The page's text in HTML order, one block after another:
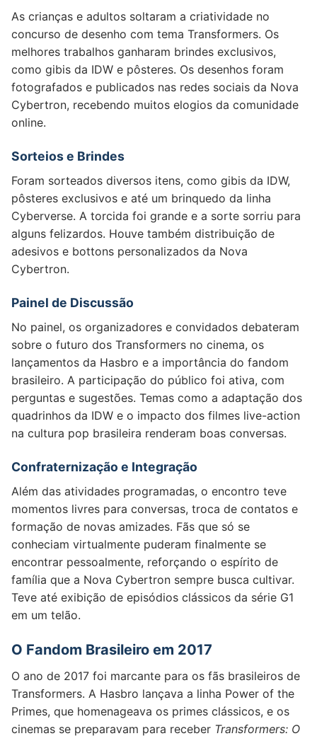
As crianças e adultos soltaram a criatividade no
concurso de desenho com tema Transformers. Os
melhores trabalhos ganharam brindes exclusivos,
como gibis da IDW e pôsteres. Os desenhos foram
fotografados e publicados nas redes sociais da Nova
Cybertron, recebendo muitos elogios da comunidade
online.
Sorteios e Brindes
Foram sorteados diversos itens, como gibis da IDW,
pôsteres exclusivos e até um brinquedo da linha
Cyberverse. A torcida foi grande e a sorte sorriu para
alguns felizardos. Houve também distribuição de
adesivos e bottons personalizados da Nova
Cybertron.
Painel de Discussão
No painel, os organizadores e convidados debateram
sobre o futuro dos Transformers no cinema, os
lançamentos da Hasbro e a importância do fandom
brasileiro. A participação do público foi ativa, com
perguntas e sugestões. Temas como a adaptação dos
quadrinhos da IDW e o impacto dos filmes live-action
na cultura pop brasileira renderam boas conversas.
Confraternização e Integração
Além das atividades programadas, o encontro teve
momentos livres para conversas, troca de contatos e
formação de novas amizades. Fãs que só se
conheciam virtualmente puderam finalmente se
encontrar pessoalmente, reforçando o espírito de
família que a Nova Cybertron sempre busca cultivar.
Teve até exibição de episódios clássicos da série G1
em um telão.
O Fandom Brasileiro em 2017
O ano de 2017 foi marcante para os fãs brasileiros de
Transformers. A Hasbro lançava a linha Power of the
Primes, que homenageava os primes clássicos, e os
cinemas se preparavam para receber Transformers: O